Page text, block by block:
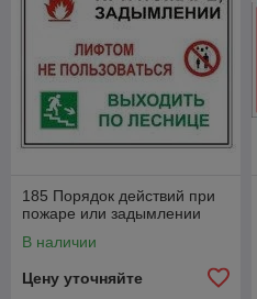
185 Порядок действий при
пожаре или задымлении
В наличии
Цену уточняйте